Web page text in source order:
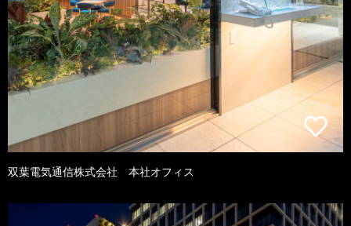
双葉電気通信株式会社 本社オフィス